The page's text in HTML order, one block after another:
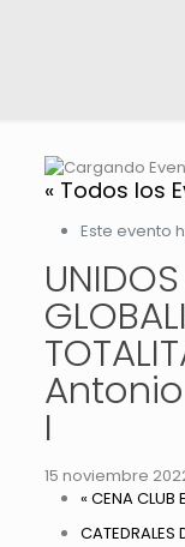
« Todos los
Este evento
I
15 noviembre
« CENA CLUB